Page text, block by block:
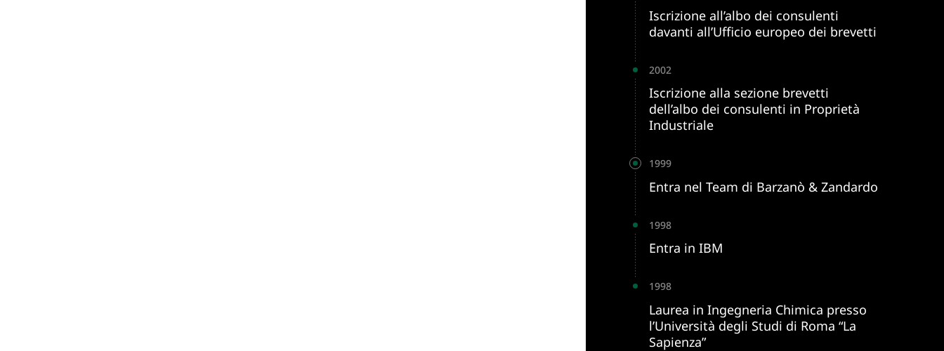
Iscrizione all’albo dei consulenti
davanti all’Ufficio europeo dei brevetti
2002
Iscrizione alla sezione brevetti
dell’albo dei consulenti in Proprietà
Industriale
1999
Entra nel Team di Barzanò & Zandardo
1998
Entra in IBM
1998
Laurea in Ingegneria Chimica presso
l’Università degli Studi di Roma “La
Sapienza”